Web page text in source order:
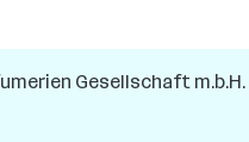
Gesellschaft m.b.H.